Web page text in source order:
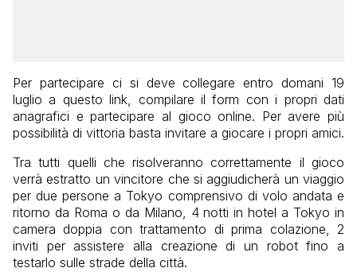
Per partecipare ci si deve collegare entro domani 19
luglio a questo link, compilare il form con i propri dati
anagrafici e partecipare al gioco online. Per avere più
possibilità di vittoria basta invitare a giocare i propri amici.
Tra tutti quelli che risolveranno correttamente il gioco
verrà estratto un vincitore che si aggiudicherà un viaggio
per due persone a Tokyo comprensivo di volo andata e
ritorno da Roma o da Milano, 4 notti in hotel a Tokyo in
camera doppia con trattamento di prima colazione, 2
inviti per assistere alla creazione di un robot fino a
testarlo sulle strade della città.